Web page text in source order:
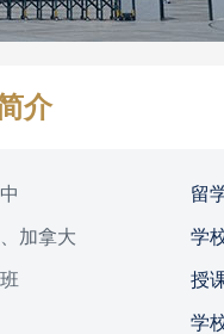
介
留
加拿大 学
授
学